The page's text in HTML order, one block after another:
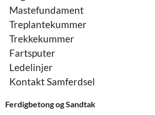
Mastefundament
Treplantekummer
Trekkekummer
Fartsputer
Ledelinjer
Kontakt Samferdsel
Ferdigbetong og Sandtak